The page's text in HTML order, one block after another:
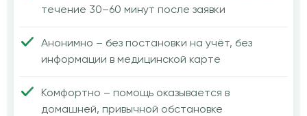
течение 30–60 минут после заявки
Анонимно – без постановки на учёт, без
информации в медицинской карте
Комфортно – помощь оказывается в
домашней, привычной обстановке